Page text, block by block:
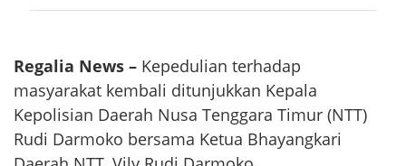
Regalia News – Kepedulian terhadap
masyarakat kembali ditunjukkan Kepala
Kepolisian Daerah Nusa Tenggara Timur (NTT)
Rudi Darmoko bersama Ketua Bhayangkari